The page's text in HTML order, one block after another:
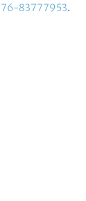
83777953.